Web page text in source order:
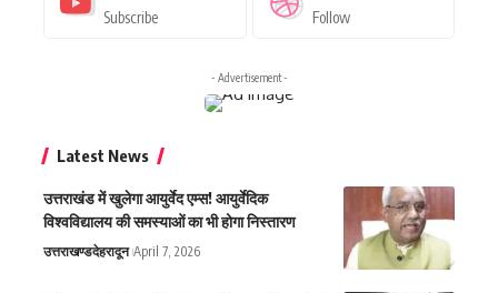
Subscribe Follow
- Advertisement -
Latest News
उत्तराखंड में खुलेगा आयुर्वेद एम्स! आयुर्वेदिक
विश्वविद्यालय की समस्याओं का भी होगा निस्तारण
उत्तराखण्डदेहरादून April 7, 2026